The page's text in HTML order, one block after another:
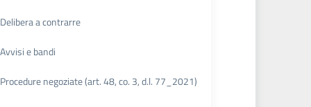
Delibera a contrarre
Avvisi e bandi
Procedure negoziate (art. 48, co. 3, d.l. 77_2021)